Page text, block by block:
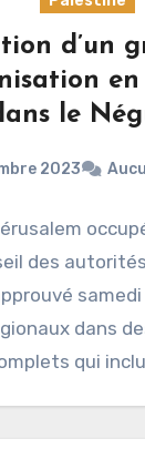
d’un
le
2023
des
samedi
dans
qui